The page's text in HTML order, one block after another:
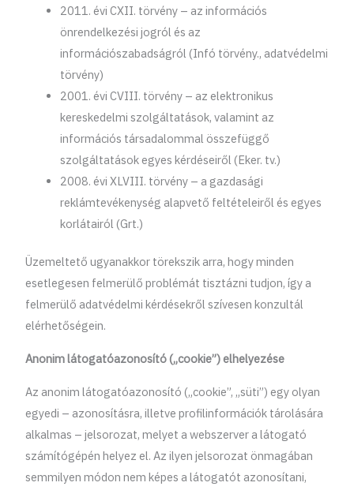
2011. évi CXII. törvény – az információs
önrendelkezési jogról és az
információszabadságról (Infó törvény., adatvédelmi
törvény)
2001. évi CVIII. törvény – az elektronikus
kereskedelmi szolgáltatások, valamint az
információs társadalommal összefüggő
szolgáltatások egyes kérdéseiről (Eker. tv.)
2008. évi XLVIII. törvény – a gazdasági
reklámtevékenység alapvető feltételeiről és egyes
korlátairól (Grt.)
Üzemeltető ugyanakkor törekszik arra, hogy minden
esetlegesen felmerülő problémát tisztázni tudjon, így a
felmerülő adatvédelmi kérdésekről szívesen konzultál
elérhetőségein.
Anonim látogatóazonosító („cookie”) elhelyezése
Az anonim látogatóazonosító („cookie”, „süti”) egy olyan
egyedi – azonosításra, illetve profilinformációk tárolására
alkalmas – jelsorozat, melyet a webszerver a látogató
számítógépén helyez el. Az ilyen jelsorozat önmagában
semmilyen módon nem képes a látogatót azonosítani,